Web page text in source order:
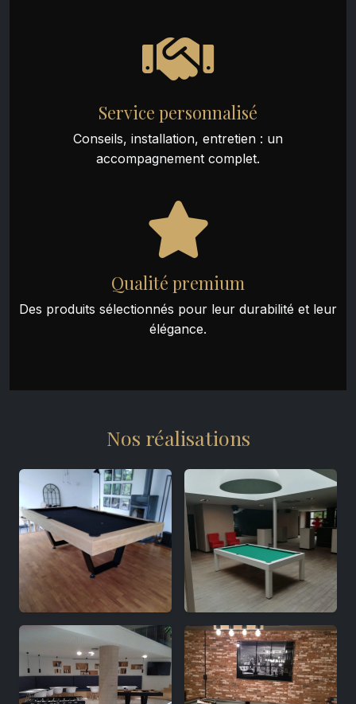
Service personnalisé
Conseils, installation, entretien : un
accompagnement complet.
Qualité premium
Des produits sélectionnés pour leur durabilité et leur
élégance.
Nos réalisations